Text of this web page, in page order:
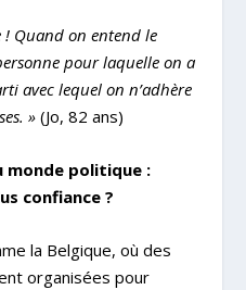
! Quand on entend le
pour laquelle on a
avec lequel on n’adhère
»(Jo, 82 ans)
monde politique :
confiance ?
la Belgique, où des
organisées pour